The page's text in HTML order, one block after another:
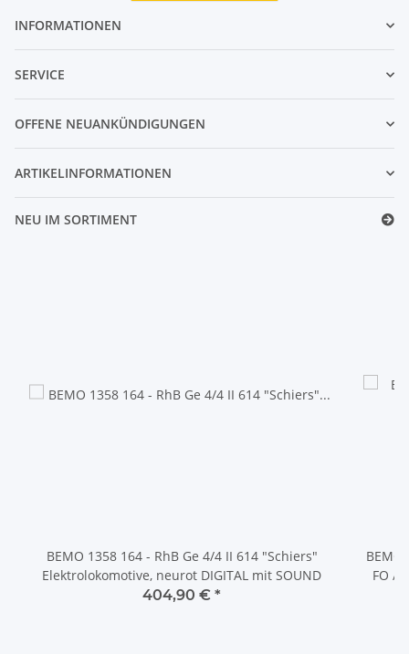
INFORMATIONEN
SERVICE
OFFENE NEUANKÜNDIGUNGEN
ARTIKELINFORMATIONEN
NEU IM SORTIMENT
BEMO 1358 164 - RhB Ge 4/4 II 614 "Schiers"
Elektrolokomotive, neurot DIGITAL mit SOUND
404,90 € *
FO /